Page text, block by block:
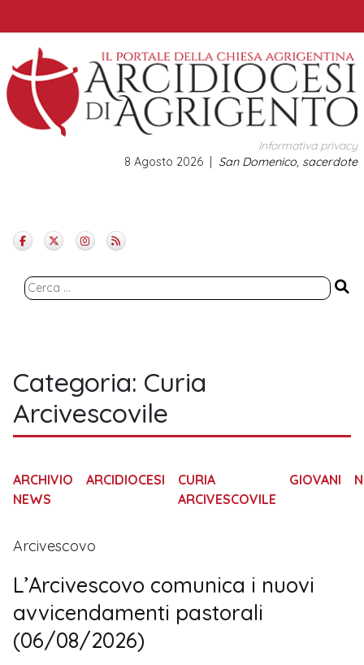
to
content
Informativa privacy
San Domenico, sacerdote
8 Agosto 2026
Ricerca
Categoria: Curia
Arcivescovile
ARCHIVIO
NEWS
ARCIDIOCESI
CURIA
ARCIVESCOVILE
GIOVANI
Arcivescovo
L’Arcivescovo comunica i nuovi
avvicendamenti pastorali
(06/08/2026)